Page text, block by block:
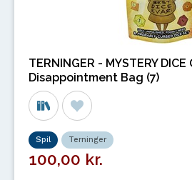
TERNINGER - MYSTERY
Disappointment Bag (7)
Spil Terninger
100,00 kr.